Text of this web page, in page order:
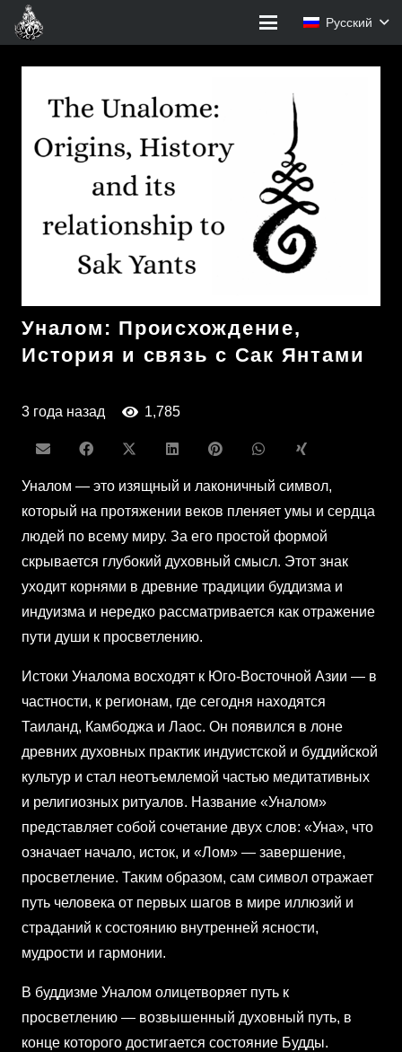
Русский
Уналом: Происхождение,
История и связь с Сак Янтами
3 года назад 1,785
Уналом — это изящный и лаконичный символ,
который на протяжении веков пленяет умы и сердца
людей по всему миру. За его простой формой
скрывается глубокий духовный смысл. Этот знак
уходит корнями в древние традиции буддизма и
индуизма и нередко рассматривается как отражение
пути души к просветлению.
Истоки Уналома восходят к Юго-Восточной Азии — в
частности, к регионам, где сегодня находятся
Таиланд, Камбоджа и Лаос. Он появился в лоне
древних духовных практик индуистской и буддийской
культур и стал неотъемлемой частью медитативных
и религиозных ритуалов. Название «Уналом»
представляет собой сочетание двух слов: «Уна», что
означает начало, исток, и «Лом» — завершение,
просветление. Таким образом, сам символ отражает
путь человека от первых шагов в мире иллюзий и
страданий к состоянию внутренней ясности,
мудрости и гармонии.
В буддизме Уналом олицетворяет путь к
просветлению — возвышенный духовный путь, в
конце которого достигается состояние Будды.